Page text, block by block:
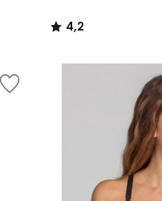
4,2
/